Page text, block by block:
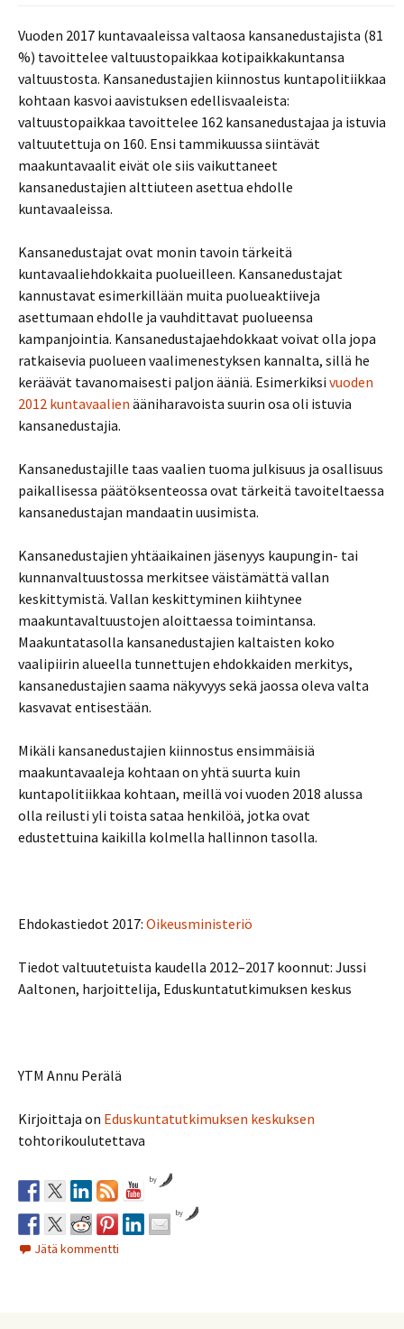
Vuoden 2017 kuntavaaleissa valtaosa kansanedustajista (81
%) tavoittelee valtuustopaikkaa kotipaikkakuntansa
valtuustosta. Kansanedustajien kiinnostus kuntapolitiikkaa
kohtaan kasvoi aavistuksen edellisvaaleista:
valtuustopaikkaa tavoittelee 162 kansanedustajaa ja istuvia
valtuutettuja on 160. Ensi tammikuussa siintävät
maakuntavaalit eivät ole siis vaikuttaneet
kansanedustajien alttiuteen asettua ehdolle
kuntavaaleissa.
Kansanedustajat ovat monin tavoin tärkeitä
kuntavaaliehdokkaita puolueilleen. Kansanedustajat
kannustavat esimerkillään muita puolueaktiiveja
asettumaan ehdolle ja vauhdittavat puolueensa
kampanjointia. Kansanedustajaehdokkaat voivat olla jopa
ratkaisevia puolueen vaalimenestyksen kannalta, sillä he
keräävät tavanomaisesti paljon ääniä. Esimerkiksi vuoden
2012 kuntavaalien ääniharavoista suurin osa oli istuvia
kansanedustajia.
Kansanedustajille taas vaalien tuoma julkisuus ja osallisuus
paikallisessa päätöksenteossa ovat tärkeitä tavoiteltaessa
kansanedustajan mandaatin uusimista.
Kansanedustajien yhtäaikainen jäsenyys kaupungin- tai
kunnanvaltuustossa merkitsee väistämättä vallan
keskittymistä. Vallan keskittyminen kiihtynee
maakuntavaltuustojen aloittaessa toimintansa.
Maakuntatasolla kansanedustajien kaltaisten koko
vaalipiirin alueella tunnettujen ehdokkaiden merkitys,
kansanedustajien saama näkyvyys sekä jaossa oleva valta
kasvavat entisestään.
Mikäli kansanedustajien kiinnostus ensimmäisiä
maakuntavaaleja kohtaan on yhtä suurta kuin
kuntapolitiikkaa kohtaan, meillä voi vuoden 2018 alussa
olla reilusti yli toista sataa henkilöä, jotka ovat
edustettuina kaikilla kolmella hallinnon tasolla.
Ehdokastiedot 2017: Oikeusministeriö
Tiedot valtuutetuista kaudella 2012–2017 koonnut: Jussi
Aaltonen, harjoittelija, Eduskuntatutkimuksen keskus
YTM Annu Perälä
Kirjoittaja on Eduskuntatutkimuksen keskuksen
tohtorikoulutettava
by
by
Jätä kommentti